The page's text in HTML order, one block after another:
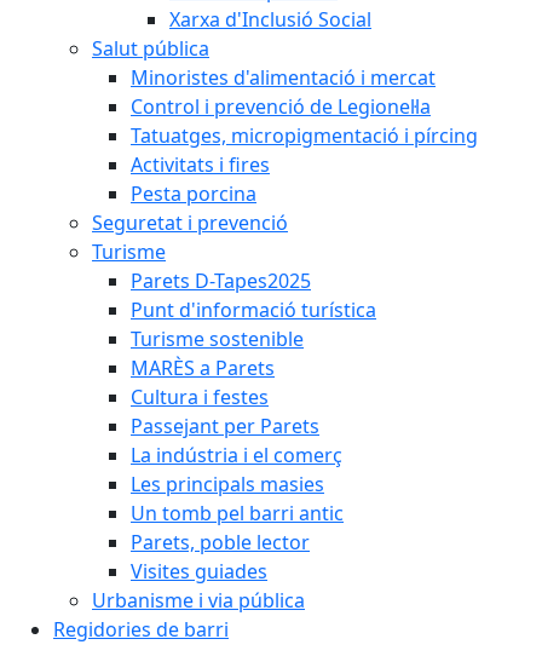
Xarxa d'Inclusió Social
Salut pública
Minoristes d'alimentació i mercat
Control i prevenció de Legionel·la
Tatuatges, micropigmentació i pírcing
Activitats i fires
Pesta porcina
Seguretat i prevenció
Turisme
Parets D-Tapes2025
Punt d'informació turística
Turisme sostenible
MARÈS a Parets
Cultura i festes
Passejant per Parets
La indústria i el comerç
Les principals masies
Un tomb pel barri antic
Parets, poble lector
Visites guiades
Urbanisme i via pública
Regidories de barri